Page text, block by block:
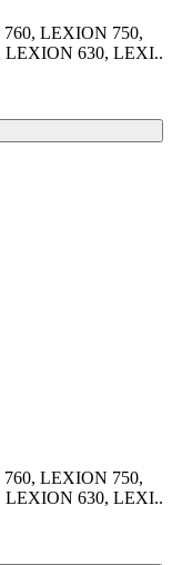
LEXION 750,
630, LEXI..
LEXION 750,
630, LEXI..